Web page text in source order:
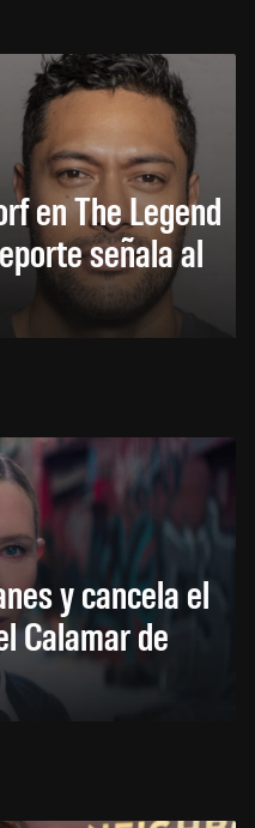
en The Legend
señala al
y cancela el
Calamar de